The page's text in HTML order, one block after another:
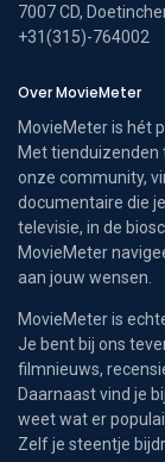
7007 CD,
+31(315)-764002
Over MovieMeter
MovieMeter is hét
Met tienduizenden
onze community,
documentaire die
televisie, in de
MovieMeter
aan jouw wensen.
MovieMeter is
Je bent bij ons
filmnieuws,
Daarnaast vind je
weet wat er
Zelf je steentje